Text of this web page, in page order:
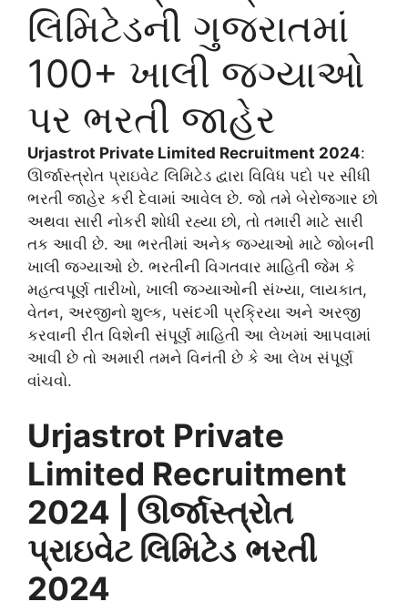
લિમિટેડની ગુજરાતમાં
100+ ખાલી જગ્યાઓ
પર ભરતી જાહેર
Urjastrot Private Limited Recruitment 2024:
ઊર્જાસ્ત્રોત પ્રાઇવેટ લિમિટેડ દ્વારા વિવિધ પદો પર સીધી
ભરતી જાહેર કરી દેવામાં આવેલ છે. જો તમે બેરોજગાર છો
અથવા સારી નોકરી શોધી રહ્યા છો, તો તમારી માટે સારી
તક આવી છે. આ ભરતીમાં અનેક જગ્યાઓ માટે જોબની
ખાલી જગ્યાઓ છે. ભરતીની વિગતવાર માહિતી જેમ કે
મહત્વપૂર્ણ તારીખો, ખાલી જગ્યાઓની સંખ્યા, લાયકાત,
વેતન, અરજીનો શુલ્ક, પસંદગી પ્રક્રિયા અને અરજી
કરવાની રીત વિશેની સંપૂર્ણ માહિતી આ લેખમાં આપવામાં
આવી છે તો અમારી તમને વિનંતી છે કે આ લેખ સંપૂર્ણ
વાંચવો.
Urjastrot Private
Limited Recruitment
2024 | ઊર્જાસ્ત્રોત
પ્રાઇવેટ લિમિટેડ ભરતી
2024